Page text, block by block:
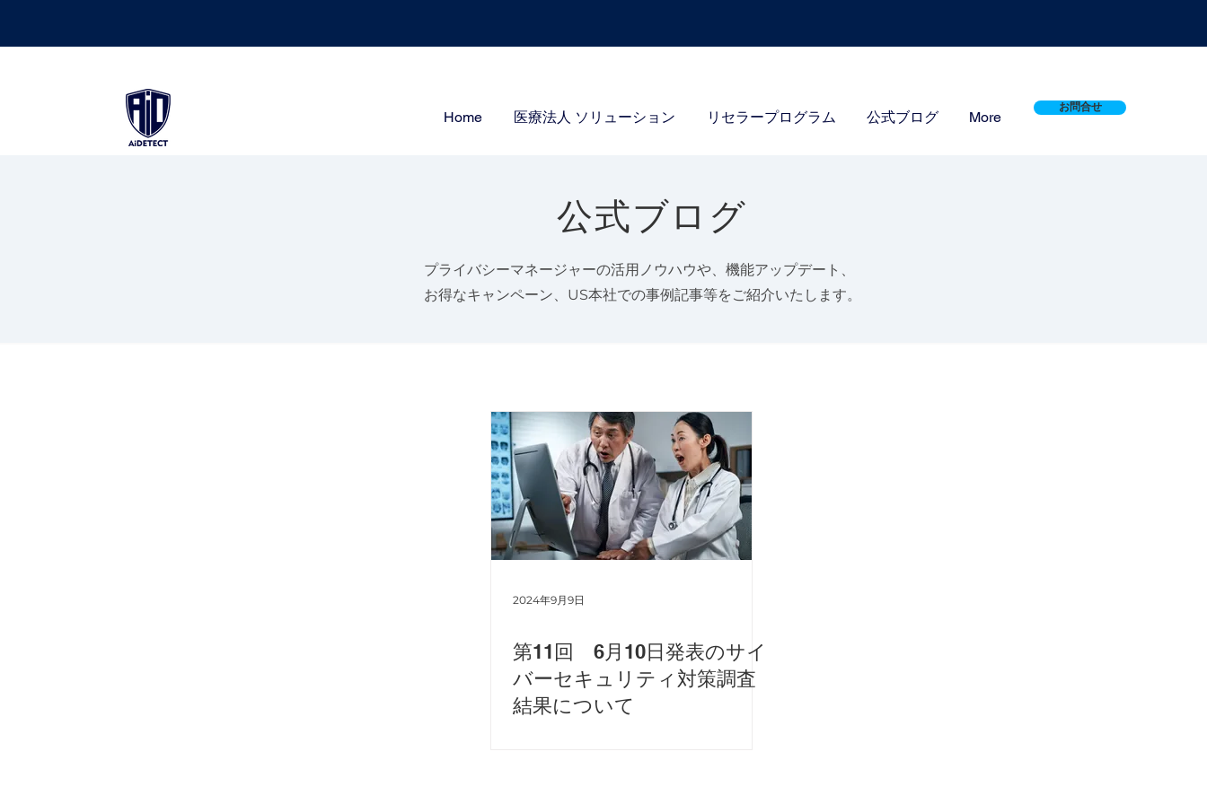
Home 医療法人 ソリューション リセラープログラム 公式ブログ More
お問合せ
公式ブログ
プライバシーマネージャーの活用ノウハウや、機能アップデート、
お得なキャンペーン、US本社での事例記事等をご紹介いたします。
2024年9月9日
第11回 6月10日発表のサイ
バーセキュリティ対策調査
結果について